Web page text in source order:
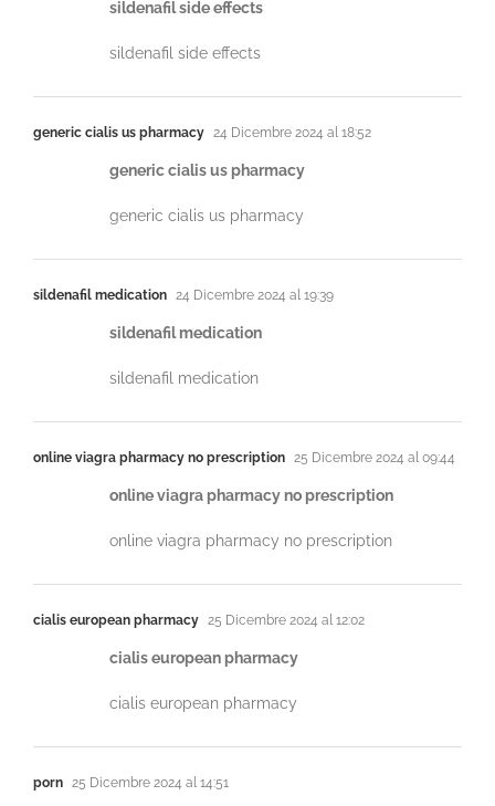
sildenafil side effects
sildenafil side effects
generic cialis us pharmacy 24 Dicembre 2024 al 18:52
generic cialis us pharmacy
generic cialis us pharmacy
sildenafil medication 24 Dicembre 2024 al 19:39
sildenafil medication
sildenafil medication
online viagra pharmacy no prescription 25 Dicembre 2024 al 09:44
online viagra pharmacy no prescription
online viagra pharmacy no prescription
cialis european pharmacy 25 Dicembre 2024 al 12:02
cialis european pharmacy
cialis european pharmacy
porn 25 Dicembre 2024 al 14:51